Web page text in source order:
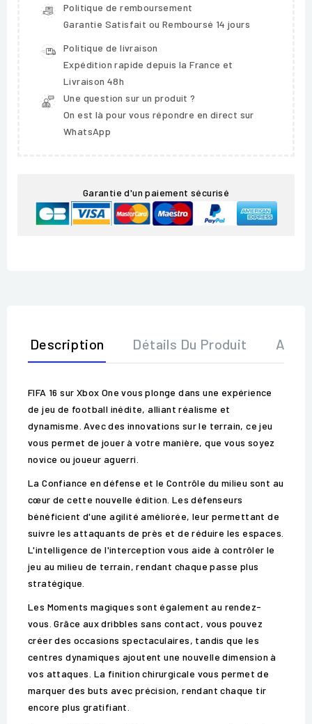
Politique de remboursement
Garantie Satisfait ou Remboursé 14 jours
Politique de livraison
Expédition rapide depuis la France et
Livraison 48h
Une question sur un produit ?
On est là pour vous répondre en direct sur
WhatsApp
Garantie d'un paiement sécurisé
Description Détails Du Produit Avis
FIFA 16 sur Xbox One vous plonge dans une expérience
de jeu de football inédite, alliant réalisme et
dynamisme. Avec des innovations sur le terrain, ce jeu
vous permet de jouer à votre manière, que vous soyez
novice ou joueur aguerri.
La Confiance en défense et le Contrôle du milieu sont au
cœur de cette nouvelle édition. Les défenseurs
bénéficient d'une agilité améliorée, leur permettant de
suivre les attaquants de près et de réduire les espaces.
L'intelligence de l'interception vous aide à contrôler le
jeu au milieu de terrain, rendant chaque passe plus
stratégique.
Les Moments magiques sont également au rendez-
vous. Grâce aux dribbles sans contact, vous pouvez
créer des occasions spectaculaires, tandis que les
centres dynamiques ajoutent une nouvelle dimension à
vos attaques. La finition chirurgicale vous permet de
marquer des buts avec précision, rendant chaque tir
encore plus gratifiant.